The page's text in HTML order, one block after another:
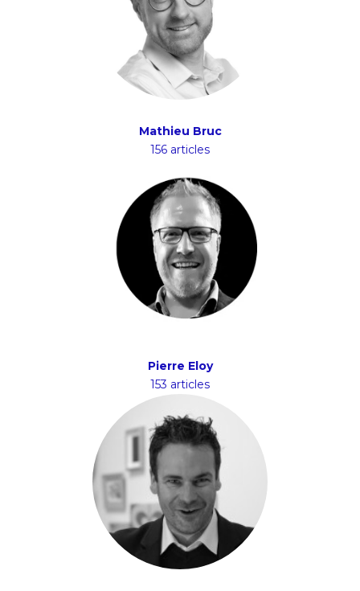
Mathieu Bruc
156 articles
Pierre Eloy
153 articles